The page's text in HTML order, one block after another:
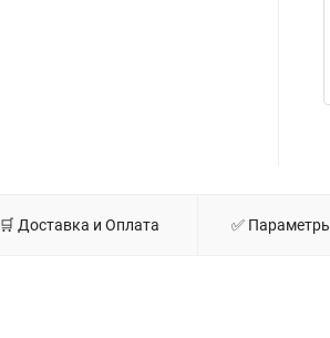
🛒 Доставка и Оплата ✅